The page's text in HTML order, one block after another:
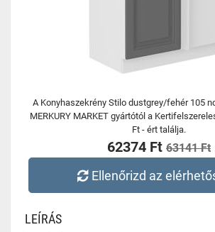
A Konyhaszekrény Stilo dustgrey/fehér 105
MERKURY MARKET gyártótól a
Ft - ért találja.
62374 Ft 63141 Ft
Ellenőrizd az
LEÍRÁS